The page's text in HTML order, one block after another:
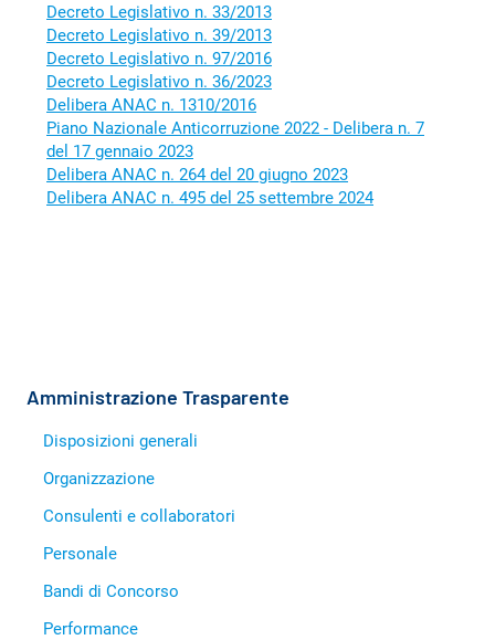
Decreto Legislativo n. 33/2013
Decreto Legislativo n. 39/2013
Decreto Legislativo n. 97/2016
Decreto Legislativo n. 36/2023
Delibera ANAC n. 1310/2016
Piano Nazionale Anticorruzione 2022 - Delibera n. 7
del 17 gennaio 2023
Delibera ANAC n. 264 del 20 giugno 2023
Delibera ANAC n. 495 del 25 settembre 2024
Amministrazione Trasparente
Disposizioni generali
Organizzazione
Consulenti e collaboratori
Personale
Bandi di Concorso
Performance